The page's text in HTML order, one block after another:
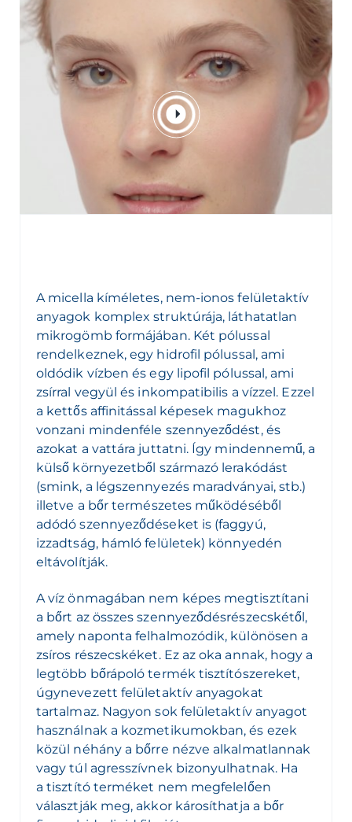
A micella kíméletes, nem-ionos felületaktív
anyagok komplex struktúrája, láthatatlan
mikrogömb formájában. Két pólussal
rendelkeznek, egy hidrofil pólussal, ami
oldódik vízben és egy lipofil pólussal, ami
zsírral vegyül és inkompatibilis a vízzel. Ezzel
a kettős affinitással képesek magukhoz
vonzani mindenféle szennyeződést, és
azokat a vattára juttatni. Így mindennemű, a
külső környezetből származó lerakódást
(smink, a légszennyezés maradványai, stb.)
illetve a bőr természetes működéséből
adódó szennyeződéseket is (faggyú,
izzadtság, hámló felületek) könnyedén
eltávolítják.
A víz önmagában nem képes megtisztítani
a bőrt az összes szennyeződésrészecskétől,
amely naponta felhalmozódik, különösen a
zsíros részecskéket. Ez az oka annak, hogy a
legtöbb bőrápoló termék tisztítószereket,
úgynevezett felületaktív anyagokat
tartalmaz. Nagyon sok felületaktív anyagot
használnak a kozmetikumokban, és ezek
közül néhány a bőrre nézve alkalmatlannak
vagy túl agresszívnek bizonyulhatnak. Ha
a tisztító terméket nem megfelelően
választják meg, akkor károsíthatja a bőr